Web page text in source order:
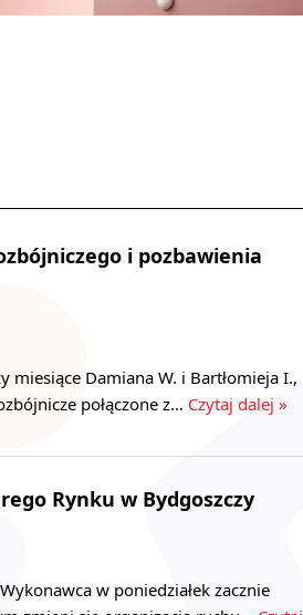
i pozbawienia
miesiące Damiana W. i Bartłomieja I.,
połączone z… Czytaj dalej »
Rynku w Bydgoszczy
w poniedziałek zacznie